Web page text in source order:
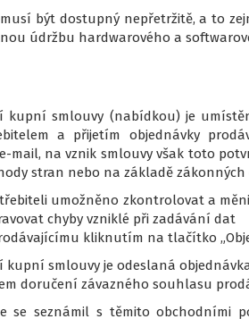
být dostupný nepřetržitě, a to
údržbu hardwarového a
kupní smlouvy (nabídkou) je
a přijetím objednávky
na vznik smlouvy však toto
stran nebo na základě zákonných
umožněno zkontrolovat a
chyby vzniklé při zadávání dat
kliknutím na tlačítko
smlouvy je odeslaná
doručení závazného souhlasu
se seznámil s těmito obchodními